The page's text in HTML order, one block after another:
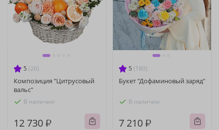
5 (26)
Композиция "Цитрусовый
вальс"
В наличии
12 730 ₽
5 (180)
Букет "Дофаминовый заряд"
В наличии
7 210 ₽